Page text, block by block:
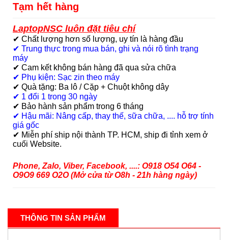
Tạm hết hàng
LaptopNSC luôn đặt tiêu chí
✔ Chất lượng hơn số lượng, uy tín là hàng đầu
✔ Trung thực trong mua bán, ghi và nói rõ tình trạng
máy
✔ Cam kết không bán hàng đã qua sửa chữa
✔ Phụ kiện: Sạc zin theo máy
✔ Quà tặng: Ba lô / Cặp + Chuột không dây
✔ 1 đổi 1 trong 30 ngày
✔ Bảo hành sản phẩm trong 6 tháng
✔ Hậu mãi: Nâng cấp, thay thế, sữa chữa, .... hỗ trợ tính
giá gốc
✔ Miễn phí ship nội thành TP. HCM, ship đi tỉnh xem ở
cuối Website.
Phone, Zalo, Viber, Facebook, ....: O918 O54 O64 -
O9O9 669 O2O (Mở cửa từ O8h - 21h hàng ngày)
THÔNG TIN SẢN PHẨM